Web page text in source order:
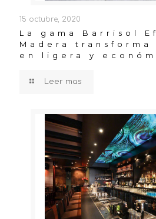
15 octubre, 2020
La gama Barrisol
Madera transforma
en ligera y
Leer mas